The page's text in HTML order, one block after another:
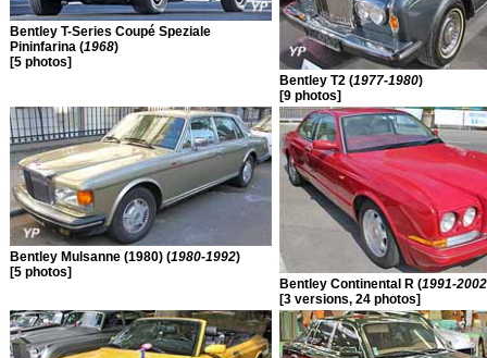
Bentley T-Series Coupé Speziale
Pininfarina (1968)
[5 photos]
Bentley T2 (1977-1980)
[9 photos]
Bentley Mulsanne (1980) (1980-1992)
[5 photos]
Bentley Continental R (1991-2002
[3 versions, 24 photos]